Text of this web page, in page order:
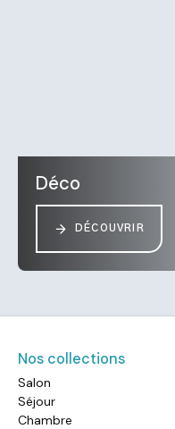
Déco
DÉCOUVRIR
Nos collections
Salon
Séjour
Chambre